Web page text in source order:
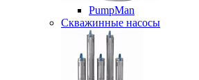
PumpMan
Скважинные насосы